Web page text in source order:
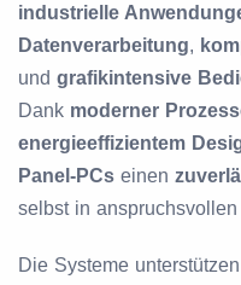
industrielle
Datenverarbeitung,
und grafikintensive
Dank moderner
energieeffizientem
Panel-PCs einen
selbst in
Die Systeme unterstützen